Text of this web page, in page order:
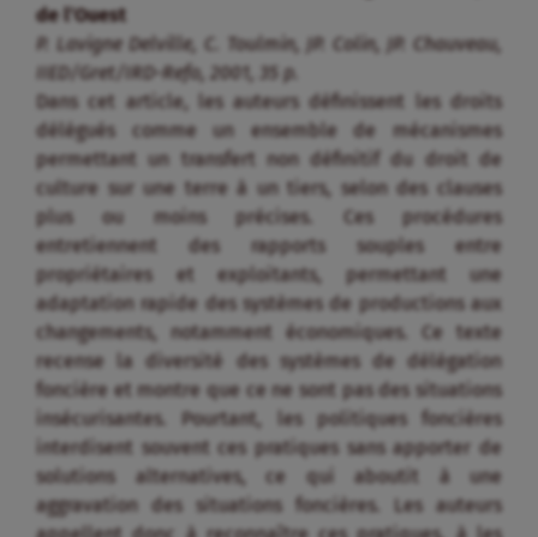
de l’Ouest
P. Lavigne Delville, C. Toulmin, JP. Colin, JP. Chauveau,
IIED/Gret/IRD-Refo, 2001, 35 p.
Dans cet article, les auteurs définissent les droits
délégués comme un ensemble de mécanismes
permettant un transfert non définitif du droit de
culture sur une terre à un tiers, selon des clauses
plus ou moins précises. Ces procédures
entretiennent des rapports souples entre
propriétaires et exploitants, permettant une
adaptation rapide des systèmes de productions aux
changements, notamment économiques. Ce texte
recense la diversité des systèmes de délégation
foncière et montre que ce ne sont pas des situations
insécurisantes. Pourtant, les politiques foncières
interdisent souvent ces pratiques sans apporter de
solutions alternatives, ce qui aboutit à une
aggravation des situations foncières. Les auteurs